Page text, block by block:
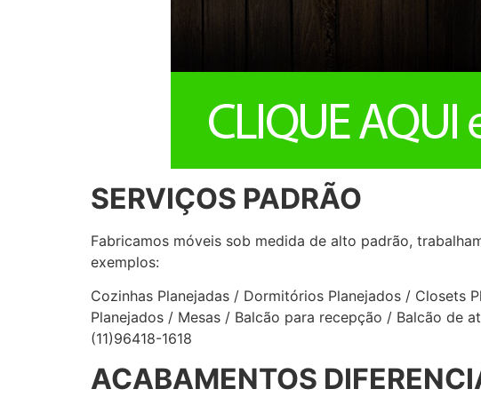
SERVIÇOS PADRÃO
Fabricamos móveis sob medida de alto padrão,
exemplos:
Cozinhas Planejadas / Dormitórios Planejados / Closets
Planejados / Mesas / Balcão para recepção / Balcão de
(11)96418-1618
ACABAMENTOS